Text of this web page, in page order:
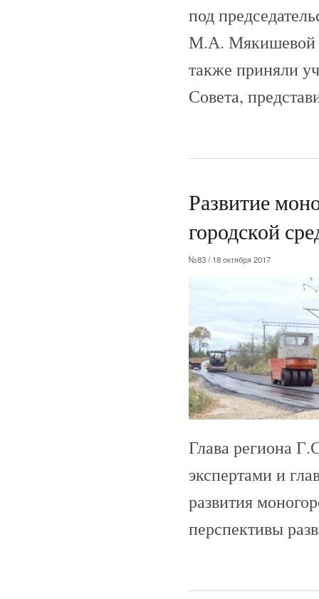
под
М.А. Мякишевой
также приняли
Совета,
Развитие
городской
№83 / 18 октября 2017
Глава региона
экспертами и
развития
перспективы